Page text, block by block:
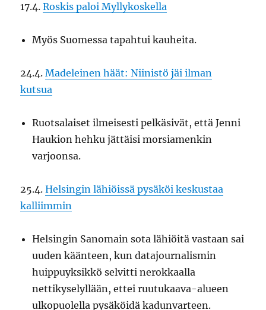
17.4.Roskis paloi Myllykoskella
Myös Suomessa tapahtui kauheita.
24.4.Madeleinen häät: Niinistö jäi ilman
kutsua
Ruotsalaiset ilmeisesti pelkäsivät, että Jenni
Haukion hehku jättäisi morsiamenkin
varjoonsa.
25.4.Helsingin lähiöissä pysäköi keskustaa
kalliimmin
Helsingin Sanomain sota lähiöitä vastaan sai
uuden käänteen, kun datajournalismin
huippuyksikkö selvitti nerokkaalla
nettikyselyllään, ettei ruutukaava-alueen
ulkopuolella pysäköidä kadunvarteen.